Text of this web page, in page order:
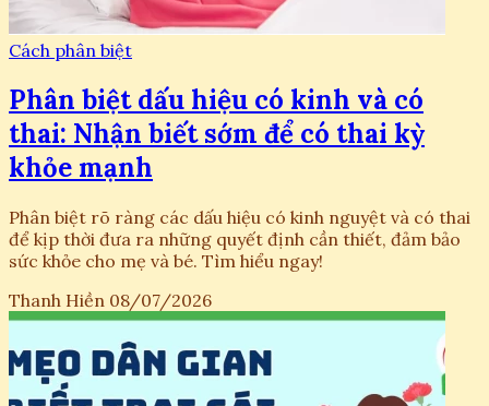
Cách phân biệt
Phân biệt dấu hiệu có kinh và có
thai: Nhận biết sớm để có thai kỳ
khỏe mạnh
Phân biệt rõ ràng các dấu hiệu có kinh nguyệt và có thai
để kịp thời đưa ra những quyết định cần thiết, đảm bảo
sức khỏe cho mẹ và bé. Tìm hiểu ngay!
Thanh Hiền 08/07/2026